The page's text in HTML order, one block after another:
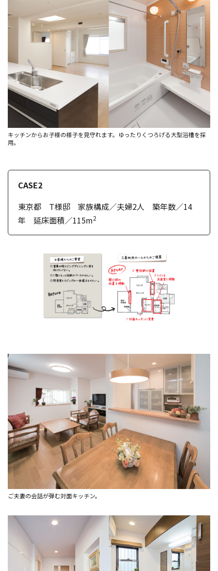
キッチンからお子様の様子を見守れます。ゆったりくつろげる大型浴槽を採
用。
CASE2
東京都 T様邸 家族構成／夫婦2人 築年数／14
年 延床面積／115m2
ご夫妻の会話が弾む対面キッチン。